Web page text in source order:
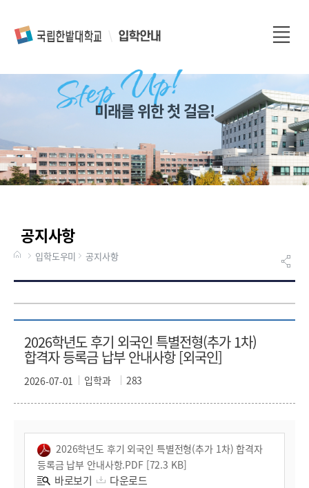
전
메
뉴
미래를 위한 첫 걸음!
공지사항
입학도우미 공지사항
2026학년도 후기 외국인 특별전형(추가 1차)
합격자 등록금 납부 안내사항 [외국인]
입학과 283
2026-07-01
2026학년도 후기 외국인 특별전형(추가 1차) 합격자
등록금 납부 안내사항.PDF [72.3 KB]
바로보기 다운로드